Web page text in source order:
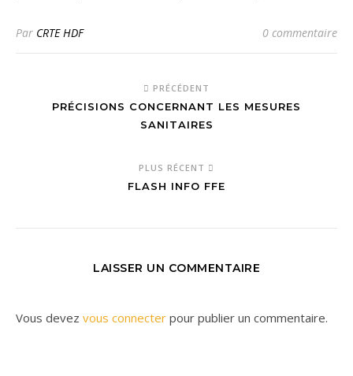
Par CRTE HDF 0 commentaire
PRÉCÉDENT
PRÉCISIONS CONCERNANT LES MESURES
SANITAIRES
PLUS RÉCENT
FLASH INFO FFE
LAISSER UN COMMENTAIRE
Vous devez vous connecter pour publier un commentaire.